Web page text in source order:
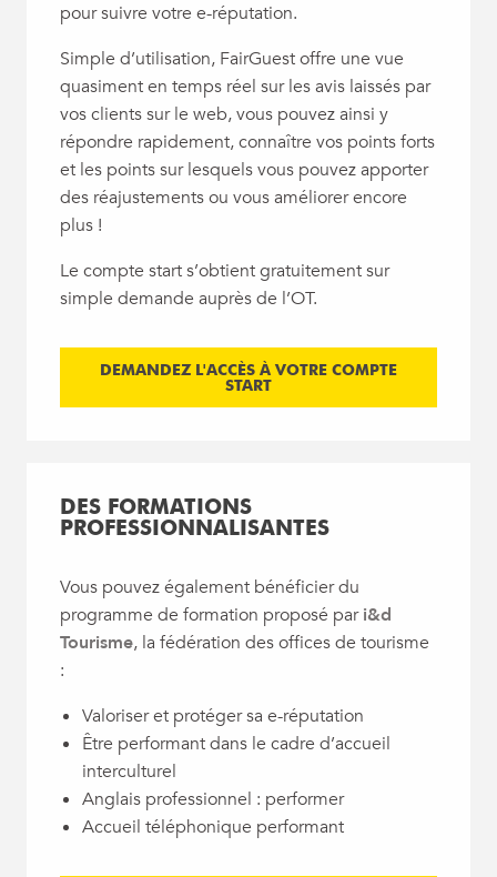
pour suivre votre e-réputation.
Simple d’utilisation, FairGuest offre une vue
quasiment en temps réel sur les avis laissés par
vos clients sur le web, vous pouvez ainsi y
répondre rapidement, connaître vos points forts
et les points sur lesquels vous pouvez apporter
des réajustements ou vous améliorer encore
plus !
Le compte start s’obtient gratuitement sur
simple demande auprès de l’OT.
DEMANDEZ L'ACCÈS À VOTRE COMPTE
START
DES FORMATIONS
PROFESSIONNALISANTES
Vous pouvez également bénéficier du
programme de formation proposé pari&d
Tourisme, la fédération des offices de tourisme
:
Valoriser et protéger sa e-réputation
Être performant dans le cadre d’accueil
interculturel
Anglais professionnel : performer
Accueil téléphonique performant